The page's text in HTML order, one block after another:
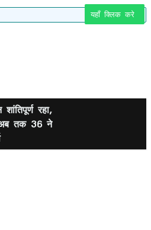
यहाँ क्लिक करे
रहा,
तक 36 ने